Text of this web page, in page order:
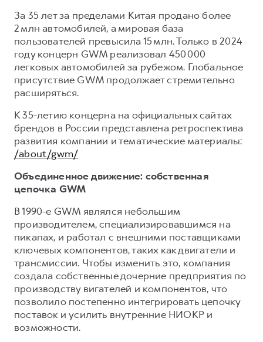
За 35 лет за пределами Китая продано более
2 млн автомобилей, а мировая база
пользователей превысила 15 млн. Только в 2024
году концерн GWM реализовал 450 000
легковых автомобилей за рубежом. Глобальное
присутствие GWM продолжает стремительно
расширяться.
К 35-летию концерна на официальных сайтах
брендов в России представлена ретроспектива
развития компании и тематические материалы:
/about/gwm/
Объединенное движение: собственная
цепочка GWM
В 1990-е GWM являлся небольшим
производителем, специализировавшимся на
пикапах, и работал с внешними поставщиками
ключевых компонентов, таких как двигатели и
трансмиссии. Чтобы изменить это, компания
создала собственные дочерние предприятия по
производству вигателей и компонентов, что
позволило постепенно интегрировать цепочку
поставок и усилить внутренние НИОКР и
возможности.